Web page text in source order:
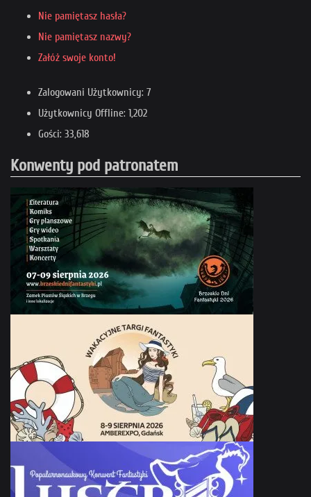
Nie pamiętasz hasła?
Nie pamiętasz nazwy?
Załóż swoje konto!
Zalogowani Użytkownicy: 7
Użytkownicy Offline: 1,202
Gości: 33,618
Konwenty pod patronatem